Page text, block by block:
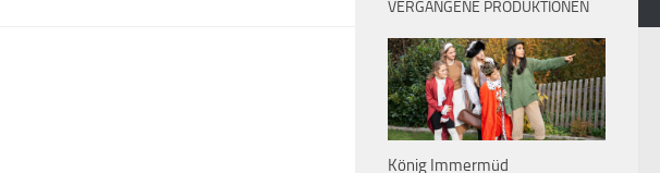
VERGANGENE PRODUKTIONEN
König Immermüd